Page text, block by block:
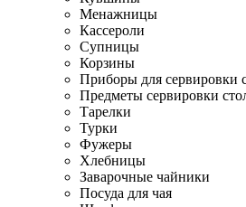
Менажницы
Кассероли
Супницы
Корзины
Приборы для сервировки
Предметы сервировки
Тарелки
Турки
Фужеры
Хлебницы
Заварочные чайники
Посуда для чая